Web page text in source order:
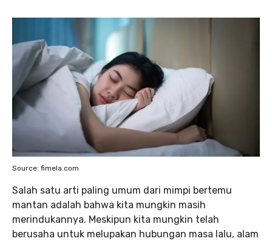
Source: fimela.com
Salah satu arti paling umum dari mimpi bertemu
mantan adalah bahwa kita mungkin masih
merindukannya. Meskipun kita mungkin telah
berusaha untuk melupakan hubungan masa lalu, alam